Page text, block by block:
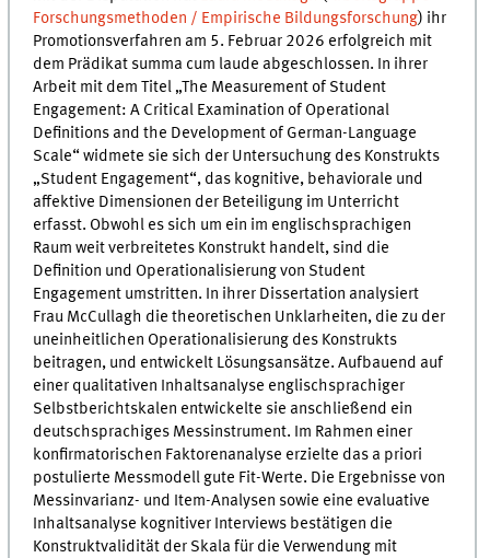
Forschungsmethoden / Empirische Bildungsforschung) ihr
Promotionsverfahren am 5. Februar 2026 erfolgreich mit
dem Prädikat summa cum laude abgeschlossen. In ihrer
Arbeit mit dem Titel „The Measurement of Student
Engagement: A Critical Examination of Operational
Definitions and the Development of German-Language
Scale“ widmete sie sich der Untersuchung des Konstrukts
„Student Engagement“, das kognitive, behaviorale und
affektive Dimensionen der Beteiligung im Unterricht
erfasst. Obwohl es sich um ein im englischsprachigen
Raum weit verbreitetes Konstrukt handelt, sind die
Definition und Operationalisierung von Student
Engagement umstritten. In ihrer Dissertation analysiert
Frau McCullagh die theoretischen Unklarheiten, die zu der
uneinheitlichen Operationalisierung des Konstrukts
beitragen, und entwickelt Lösungsansätze. Aufbauend auf
einer qualitativen Inhaltsanalyse englischsprachiger
Selbstberichtskalen entwickelte sie anschließend ein
deutschsprachiges Messinstrument. Im Rahmen einer
konfirmatorischen Faktorenanalyse erzielte das a priori
postulierte Messmodell gute Fit-Werte. Die Ergebnisse von
Messinvarianz- und Item-Analysen sowie eine evaluative
Inhaltsanalyse kognitiver Interviews bestätigen die
Konstruktvalidität der Skala für die Verwendung mit